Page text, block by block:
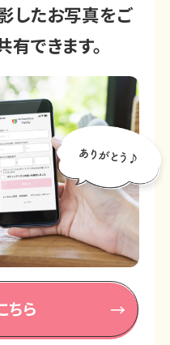
したお写真をご
できます。
ちら